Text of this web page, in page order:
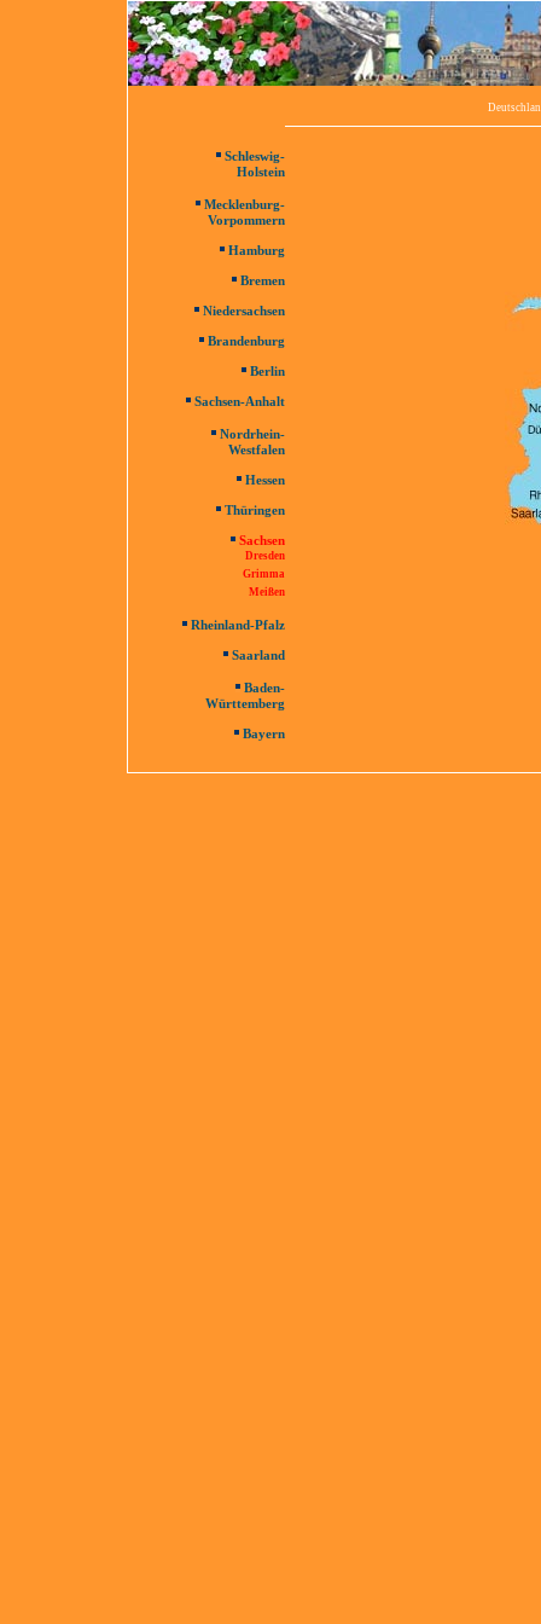
Schleswig-
Holstein
Mecklenburg-
Vorpommern
Hamburg
Bremen
Niedersachsen
Brandenburg
Berlin
Sachsen-Anhalt
Nordrhein-
Westfalen
Hessen
Thüringen
Sachsen
Dresden
Grimma
Meißen
Rheinland-Pfalz
Saarland
Baden-
Württemberg
Bayern